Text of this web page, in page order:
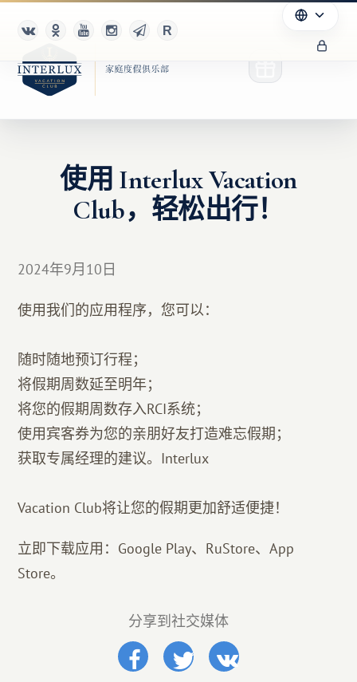
俱乐部
优点
合作伙伴
Благотворительность
使用 Interlux Vacation
Club，轻松出行！
2024年9月10日
使用我们的应用程序，您可以：
随时随地预订行程；
将假期周数延至明年；
将您的假期周数存入RCI系统；
使用宾客券为您的亲朋好友打造难忘假期；
获取专属经理的建议。Interlux
Vacation Club将让您的假期更加舒适便捷！
立即下载应用：Google Play、RuStore、App
Store。
分享到社交媒体